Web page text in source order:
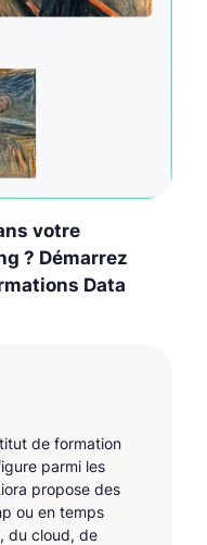
votre
? Démarrez
Data
de formation
parmi les
propose des
ou en temps
du cloud, de